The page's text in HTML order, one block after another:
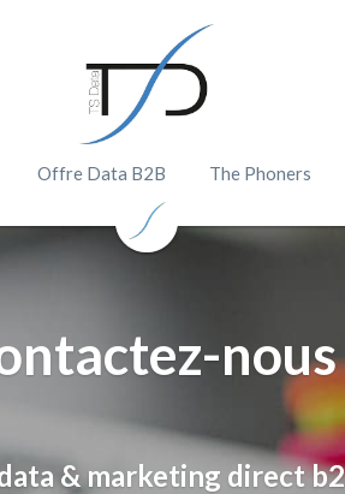
Offre Data B2B The Phoners
nous
& marketing direct